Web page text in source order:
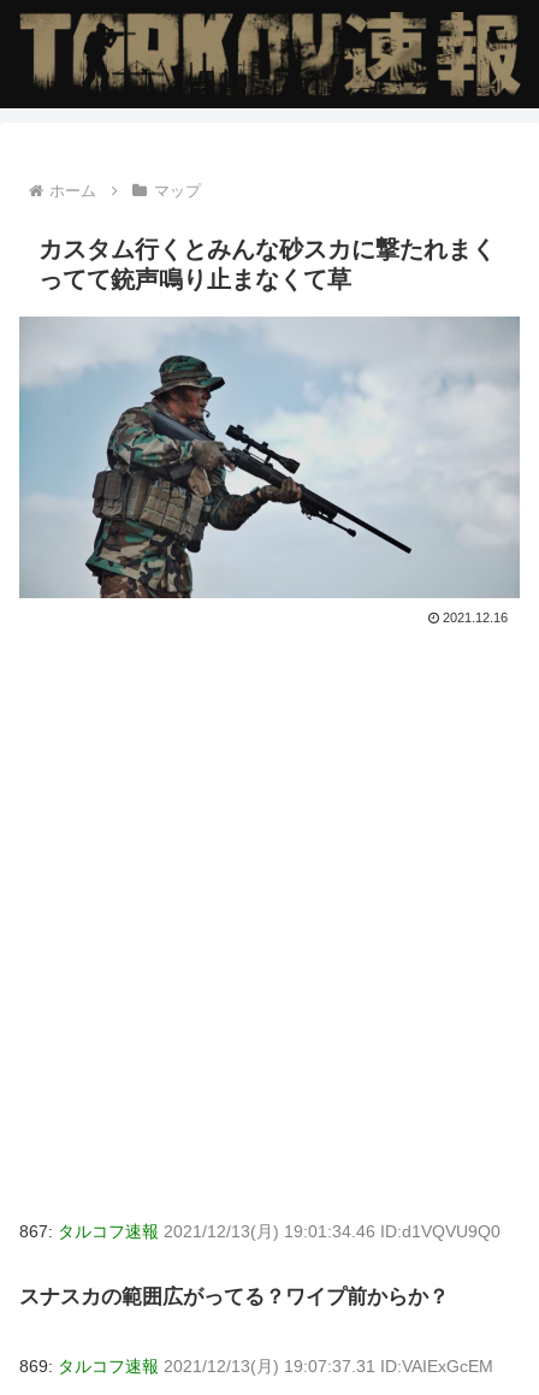
ホーム マップ
カスタム行くとみんな砂スカに撃たれまく
ってて銃声鳴り止まなくて草
2021.12.16
867: タルコフ速報 2021/12/13(月) 19:01:34.46 ID:d1VQVU9Q0
スナスカの範囲広がってる？ワイプ前からか？
869: タルコフ速報 2021/12/13(月) 19:07:37.31 ID:VAIExGcEM